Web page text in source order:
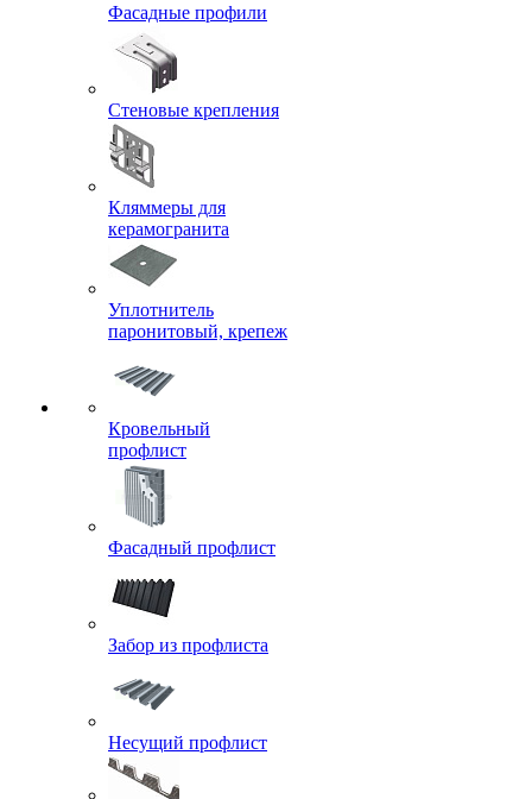
Фасадные профили
Стеновые крепления
Кляммеры для
керамогранита
Уплотнитель
паронитовый, крепеж
Кровельный
профлист
Фасадный профлист
Забор из профлиста
Несущий профлист